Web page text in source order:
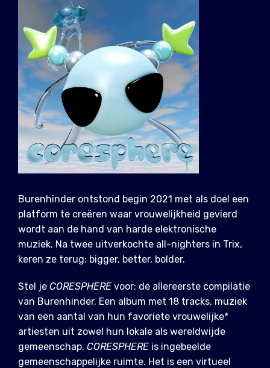
Burenhinder ontstond begin 2021 met als doel een
platform te creëren waar vrouwelijkheid gevierd
wordt aan de hand van harde elektronische
muziek. Na twee uitverkochte all-nighters in Trix,
keren ze terug: bigger, better, bolder.
Stel je CORESPHERE voor: de allereerste compilatie
van Burenhinder. Een album met 18 tracks, muziek
van een aantal van hun favoriete vrouwelijke*
artiesten uit zowel hun lokale als wereldwijde
gemeenschap. CORESPHERE is ingebeelde
gemeenschappelijke ruimte. Het is een virtueel